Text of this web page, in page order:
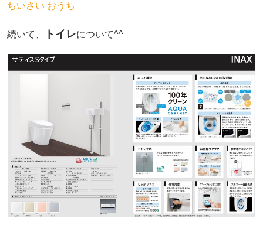
ちいさい おうち
続いて、 トイレについて^^